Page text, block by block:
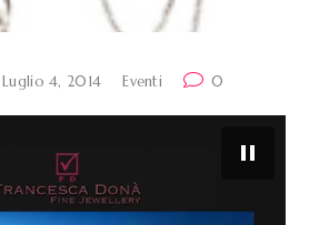
Luglio 4, 2014 Eventi 0